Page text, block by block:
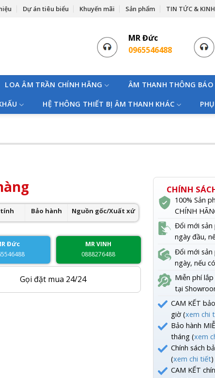
Dự án tiêu biểu Khuyến mãi Sản phẩm TIN TỨC &
MR Đức
0965546488
LOA ÂM TRẦN CHÍNH HÃNG ÂM THANH THÔNG BÁO
HỆ THÔNG THIẾT BỊ ÂM THANH KHÁC
Bảo hành Nguồn gốc/Xuất xứ
Đức
MR VINH
0888276488
Gọi đặt mua 24/24
CHÍNH
100% Sản
CHÍNH
Đổi mới
ngày đầu,
Đổi mới
ngày, nếu
Miễn phí
tại
CAM KẾT
giờ (xem chi
Bảo hành
tháng (xem
Chính sách
(xem chi tiết)
CAM KẾT